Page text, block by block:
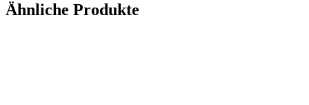
Ähnliche Produkte